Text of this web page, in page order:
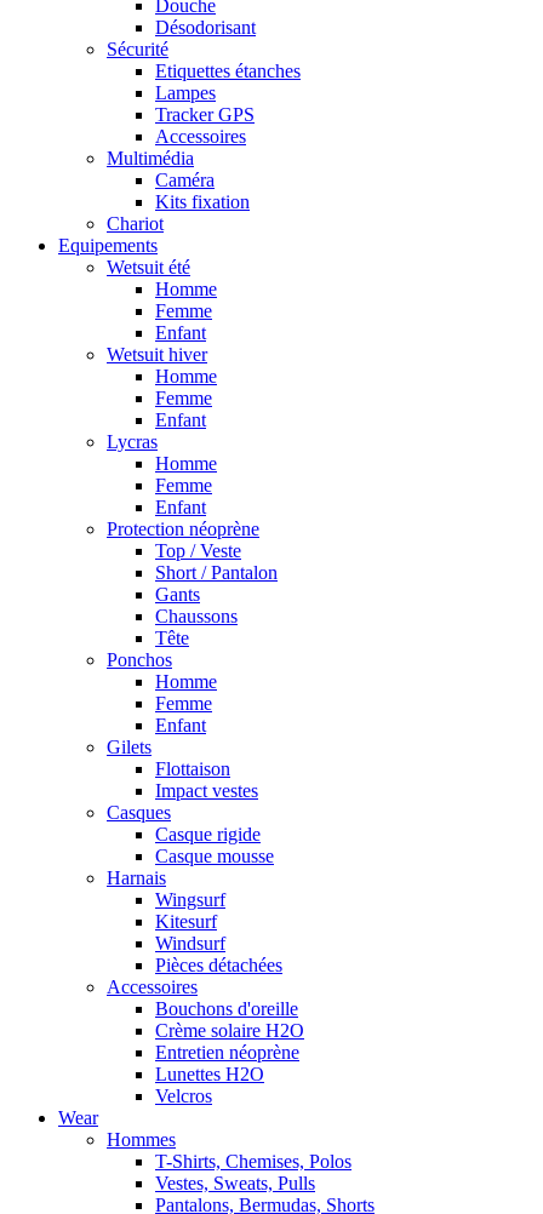
Douche
Désodorisant
Sécurité
Etiquettes étanches
Lampes
Tracker GPS
Accessoires
Multimédia
Caméra
Kits fixation
Chariot
Equipements
Wetsuit été
Homme
Femme
Enfant
Wetsuit hiver
Homme
Femme
Enfant
Lycras
Homme
Femme
Enfant
Protection néoprène
Top / Veste
Short / Pantalon
Gants
Chaussons
Tête
Ponchos
Homme
Femme
Enfant
Gilets
Flottaison
Impact vestes
Casques
Casque rigide
Casque mousse
Harnais
Wingsurf
Kitesurf
Windsurf
Pièces détachées
Accessoires
Bouchons d'oreille
Crème solaire H2O
Entretien néoprène
Lunettes H2O
Velcros
Wear
Hommes
T-Shirts, Chemises, Polos
Vestes, Sweats, Pulls
Pantalons, Bermudas, Shorts